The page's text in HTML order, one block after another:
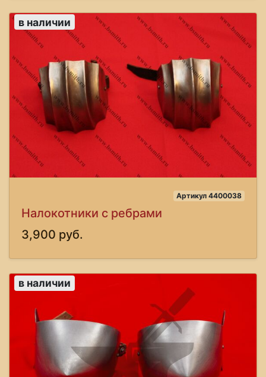
в наличии
Артикул 4400038
Налокотники с ребрами
3,900 руб.
в наличии